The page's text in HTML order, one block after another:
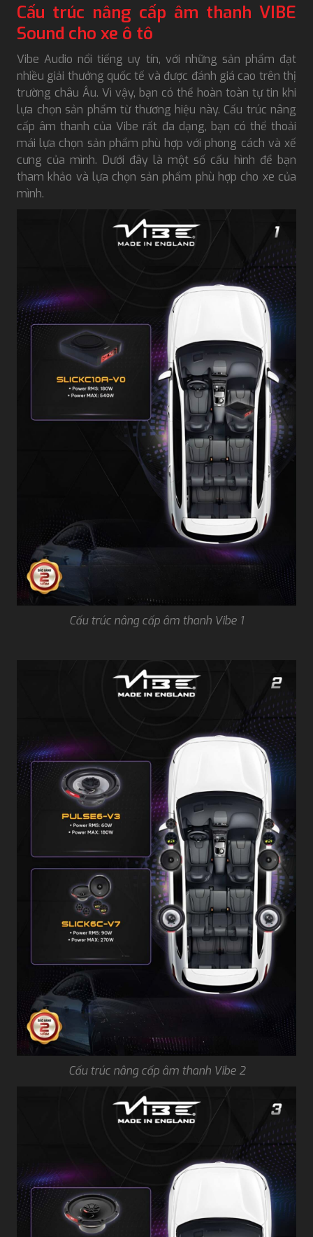
Cấu trúc nâng cấp âm thanh VIBE
Sound cho xe ô tô
Vibe Audio nổi tiếng uy tín, với những sản phẩm đạt
nhiều giải thưởng quốc tế và được đánh giá cao trên thị
trường châu Âu. Vì vậy, bạn có thể hoàn toàn tự tin khi
lựa chọn sản phẩm từ thương hiệu này. Cấu trúc nâng
cấp âm thanh của Vibe rất đa dạng, bạn có thể thoải
mái lựa chọn sản phẩm phù hợp với phong cách và xế
cưng của mình. Dưới đây là một số cấu hình để bạn
tham khảo và lựa chọn sản phẩm phù hợp cho xe của
mình.
Cấu trúc nâng cấp âm thanh Vibe 1
Cấu trúc nâng cấp âm thanh Vibe 2